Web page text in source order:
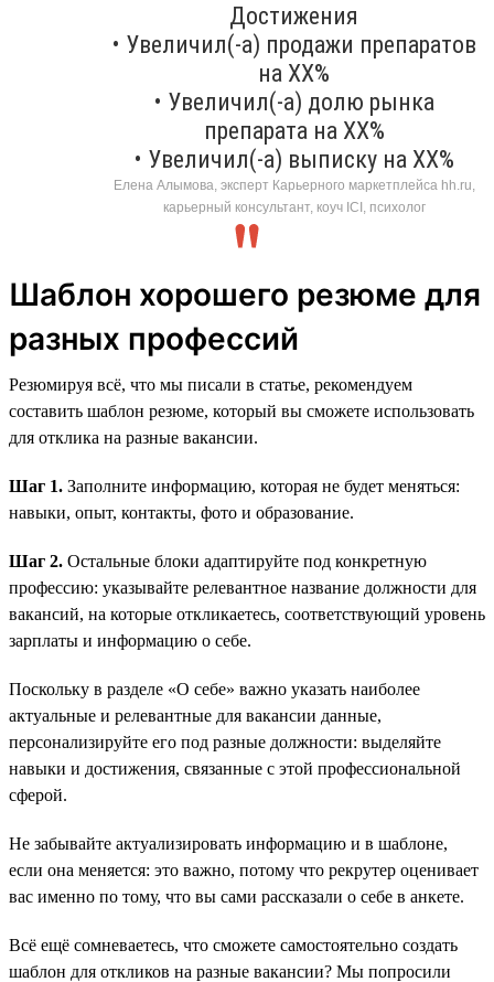
Достижения
• Увеличил(-а) продажи препаратов
на ХХ%
• Увеличил(-а) долю рынка
препарата на ХХ%
• Увеличил(-а) выписку на ХХ%
Елена Алымова, эксперт Карьерного маркетплейса hh.ru,
карьерный консультант, коуч ICI, психолог
Шаблон хорошего резюме для
разных профессий
Резюмируя всё, что мы писали в статье, рекомендуем
составить шаблон резюме, который вы сможете использовать
для отклика на разные вакансии.
Шаг 1. Заполните информацию, которая не будет меняться:
навыки, опыт, контакты, фото и образование.
Шаг 2. Остальные блоки адаптируйте под конкретную
профессию: указывайте релевантное название должности для
вакансий, на которые откликаетесь, соответствующий уровень
зарплаты и информацию о себе.
Поскольку в разделе «О себе» важно указать наиболее
актуальные и релевантные для вакансии данные,
персонализируйте его под разные должности: выделяйте
навыки и достижения, связанные с этой профессиональной
сферой.
Не забывайте актуализировать информацию и в шаблоне,
если она меняется: это важно, потому что рекрутер оценивает
вас именно по тому, что вы сами рассказали о себе в анкете.
Всё ещё сомневаетесь, что сможете самостоятельно создать
шаблон для откликов на разные вакансии? Мы попросили